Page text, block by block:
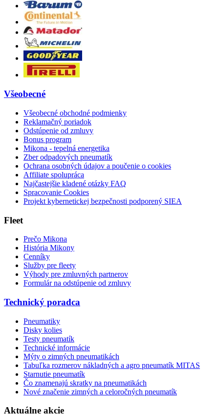
Všeobecné
Všeobecné obchodné podmienky
Reklamačný poriadok
Odstúpenie od zmluvy
Bonus program
Mikona - tepelná energetika
Zber odpadových pneumatík
Ochrana osobných údajov a poučenie o cookies
Affiliate spolupráca
Najčastejšie kladené otázky FAQ
Spracovanie Cookies
Projekt kybernetickej bezpečnosti podporený SIEA
Fleet
Prečo Mikona
História Mikony
Cenníky
Služby pre fleety
Výhody pre zmluvných partnerov
Formulár na odstúpenie od zmluvy
Technický poradca
Pneumatiky
Disky kolies
Testy pneumatík
Technické informácie
Mýty o zimných pneumatikách
Tabuľka rozmerov nákladných a agro pneumatík MITAS
Starnutie pneumatík
Čo znamenajú skratky na pneumatikách
Nové značenie zimných a celoročných pneumatík
Aktuálne akcie